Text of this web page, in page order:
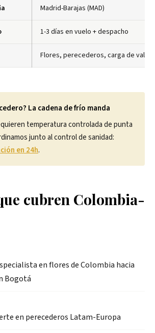
Madrid-Barajas (MAD)
1-3 días en vuelo + despacho
Flores, perecederos, carga de valor
La cadena de frío manda
temperatura controlada de punta
junto al control de sanidad:
en 24h.
cubren Colombia-
en flores de Colombia hacia
Bogotá
en perecederos Latam-Europa